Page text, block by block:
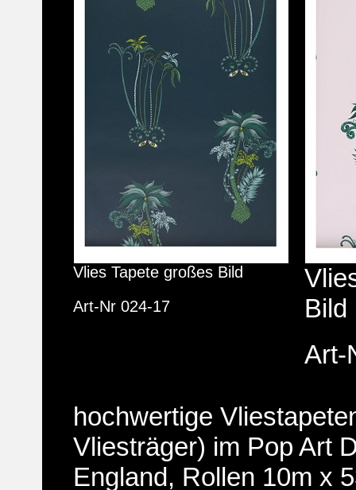
Vlies Tapete großes Bild
Art-Nr 024-17
Bild
Art-
hochwertige
Vliesträger) im Pop Art
England, Rollen 10m x